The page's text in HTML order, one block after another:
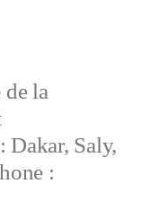
de la
Dakar, Saly,
: